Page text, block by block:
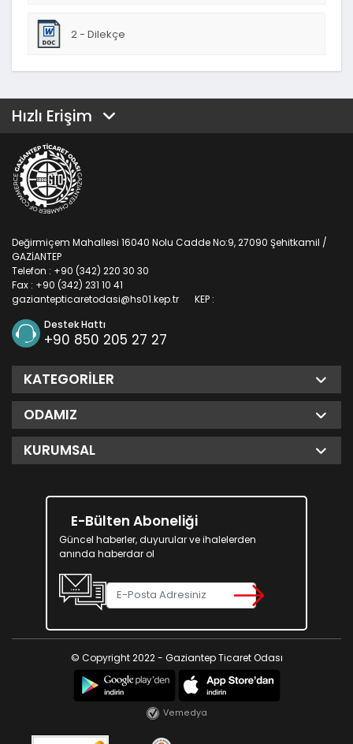
2 - Dilekçe
Hızlı Erişim
Değirmiçem Mahallesi 16040 Nolu Cadde No:9, 27090 Şehitkamil /
GAZİANTEP
Telefon : +90 (342) 220 30 30
Fax : +90 (342) 231 10 41
KEP :
gaziantepticaretodasi@hs01.kep.tr
Destek Hattı
+90 850 205 27 27
KATEGORILER
ODAMIZ
KURUMSAL
E-Bülten Aboneliği
Güncel haberler, duyurular ve ihalelerden
anında haberdar ol
© Copyright 2022 - Gaziantep Ticaret Odası
Vemedya